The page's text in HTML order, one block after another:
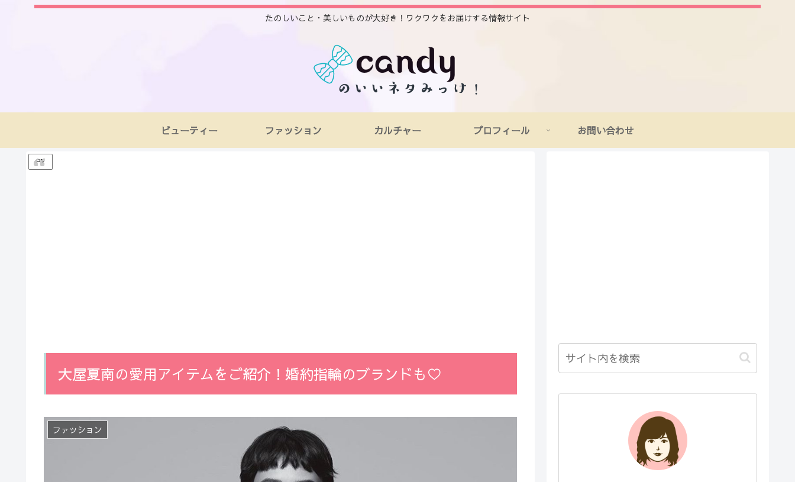
たのしいこと・美しいものが大好き！ワクワクをお届けする情報サイト
ビューティー ファッション カルチャー プロフィール お問い合わせ
PR
大屋夏南の愛用アイテムをご紹介！婚約指輪のブランドも♡
ファッション